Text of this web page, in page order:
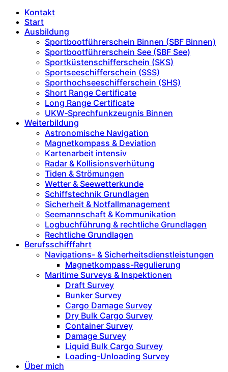
Kontakt
Start
Ausbildung
Sportbootführerschein Binnen (SBF Binnen)
Sportbootführerschein See (SBF See)
Sportküstenschifferschein (SKS)
Sportseeschifferschein (SSS)
Sporthochseeschifferschein (SHS)
Short Range Certificate
Long Range Certificate
UKW‑Sprechfunkzeugnis Binnen
Weiterbildung
Astronomische Navigation
Magnetkompass & Deviation
Kartenarbeit intensiv
Radar & Kollisionsverhütung
Tiden & Strömungen
Wetter & Seewetterkunde
Schiffstechnik Grundlagen
Sicherheit & Notfallmanagement
Seemannschaft & Kommunikation
Logbuchführung & rechtliche Grundlagen
Rechtliche Grundlagen
Berufsschifffahrt
Navigations- & Sicherheitsdienstleistungen
Magnetkompass-Regulierung
Maritime Surveys & Inspektionen
Draft Survey
Bunker Survey
Cargo Damage Survey
Dry Bulk Cargo Survey
Container Survey
Damage Survey
Liquid Bulk Cargo Survey
Loading-Unloading Survey
Über mich